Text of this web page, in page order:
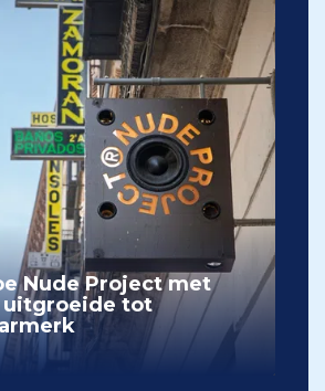
Nude Project met
uitgroeide tot